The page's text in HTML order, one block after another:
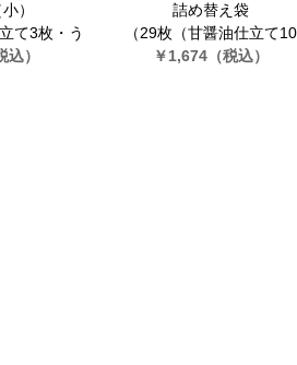
）
て3枚・う
カレー仕立
込）
詰め替え袋
（29枚（甘醤油仕立て10
枚・うす塩仕立て10枚・カ
￥1,674 （税込）